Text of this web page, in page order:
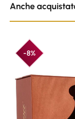
Anche
-8%